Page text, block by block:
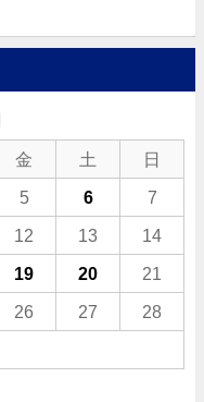
金 土 日
5 6 7
12 13 14
19 20 21
26 27 28